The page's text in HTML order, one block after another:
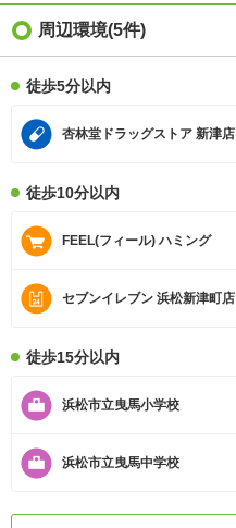
周辺環境(5件)
徒歩5分以内
杏林堂ドラッグストア 新津店
徒歩10分以内
FEEL(フィール) ハミング
セブンイレブン 浜松新津町店
徒歩15分以内
浜松市立曳馬小学校
浜松市立曳馬中学校